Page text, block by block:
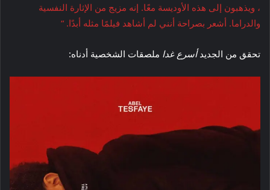
، ويذهبون إلى هذه الأوديسة معًا. إنه مزيج من الإثارة النفسية
والدراما. أشعر بصراحة أنني لم أشاهد فيلمًا مثله أبدًا. “
تحقق من الجديدأسرع غدا ملصقات الشخصية أدناه: